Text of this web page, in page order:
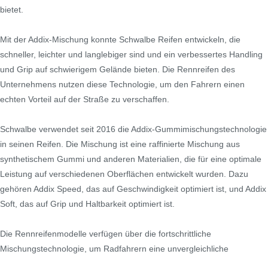
bietet.
Mit der Addix-Mischung konnte Schwalbe Reifen entwickeln, die
schneller, leichter und langlebiger sind und ein verbessertes Handling
und Grip auf schwierigem Gelände bieten. Die Rennreifen des
Unternehmens nutzen diese Technologie, um den Fahrern einen
echten Vorteil auf der Straße zu verschaffen.
Schwalbe verwendet seit 2016 die Addix-Gummimischungstechnologie
in seinen Reifen. Die Mischung ist eine raffinierte Mischung aus
synthetischem Gummi und anderen Materialien, die für eine optimale
Leistung auf verschiedenen Oberflächen entwickelt wurden. Dazu
gehören Addix Speed, das auf Geschwindigkeit optimiert ist, und Addix
Soft, das auf Grip und Haltbarkeit optimiert ist.
Die Rennreifenmodelle verfügen über die fortschrittliche
Mischungstechnologie, um Radfahrern eine unvergleichliche